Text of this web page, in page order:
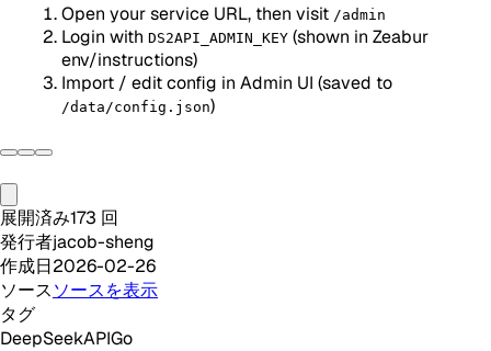
Open your service URL, then visit /admin
Login with DS2API_ADMIN_KEY (shown in Zeabur
env/instructions)
Import / edit config in Admin UI (saved to
/data/config.json)
展開済み173 回
発行者jacob-sheng
作成日2026-02-26
ソースソースを表示
タグ
DeepSeekAPIGo